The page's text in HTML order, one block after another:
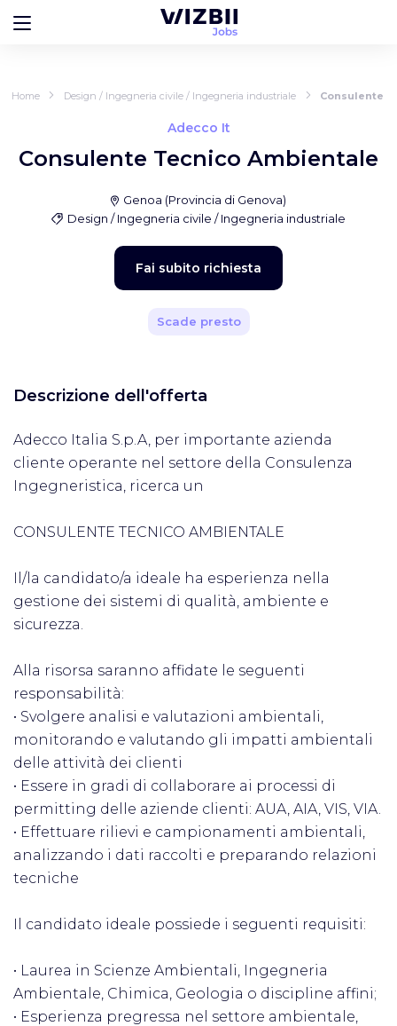
Home Design / Ingegneria civile / Ingegneria industriale Consulente
Adecco It
Consulente Tecnico Ambientale
Genoa (Provincia di Genova)
Design / Ingegneria civile / Ingegneria industriale
Fai subito richiesta
Scade presto
Descrizione dell'offerta
Adecco Italia S.p.A, per importante azienda
cliente operante nel settore della Consulenza
Ingegneristica, ricerca un
CONSULENTE TECNICO AMBIENTALE
Il/la candidato/a ideale ha esperienza nella
gestione dei sistemi di qualità, ambiente e
sicurezza.
Alla risorsa saranno affidate le seguenti
responsabilità:
• Svolgere analisi e valutazioni ambientali,
monitorando e valutando gli impatti ambientali
delle attività dei clienti
• Essere in gradi di collaborare ai processi di
permitting delle aziende clienti: AUA, AIA, VIS, VIA.
• Effettuare rilievi e campionamenti ambientali,
analizzando i dati raccolti e preparando relazioni
tecniche
Il candidato ideale possiede i seguenti requisiti:
• Laurea in Scienze Ambientali, Ingegneria
Ambientale, Chimica, Geologia o discipline affini;
• Esperienza pregressa nel settore ambientale,